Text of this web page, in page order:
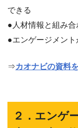
できる
●人材情報と組み合
●エンゲージメント
⇒カオナビの資料
２．エンゲ